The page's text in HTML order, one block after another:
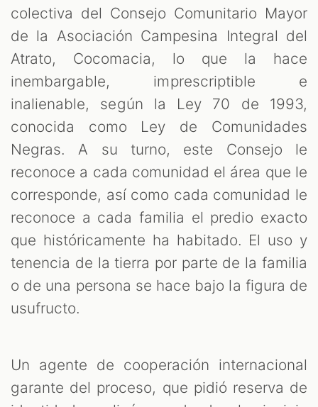
colectiva del Consejo Comunitario Mayor
de la Asociación Campesina Integral del
Atrato, Cocomacia, lo que la hace
inembargable, imprescriptible e
inalienable, según la Ley 70 de 1993,
conocida como Ley de Comunidades
Negras. A su turno, este Consejo le
reconoce a cada comunidad el área que le
corresponde, así como cada comunidad le
reconoce a cada familia el predio exacto
que históricamente ha habitado. El uso y
tenencia de la tierra por parte de la familia
o de una persona se hace bajo la figura de
usufructo.
Un agente de cooperación internacional
garante del proceso, que pidió reserva de